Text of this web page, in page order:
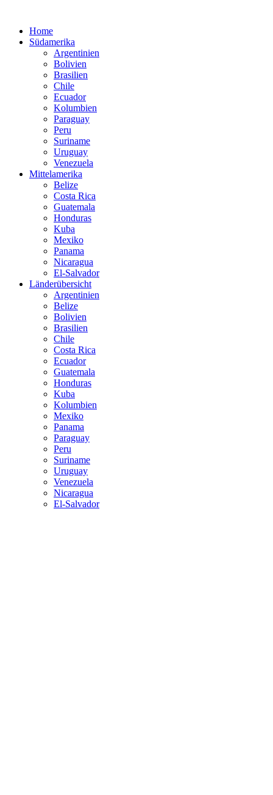
Home
Südamerika
Argentinien
Bolivien
Brasilien
Chile
Ecuador
Kolumbien
Paraguay
Peru
Suriname
Uruguay
Venezuela
Mittelamerika
Belize
Costa Rica
Guatemala
Honduras
Kuba
Mexiko
Panama
Nicaragua
El-Salvador
Länderübersicht
Argentinien
Belize
Bolivien
Brasilien
Chile
Costa Rica
Ecuador
Guatemala
Honduras
Kuba
Kolumbien
Mexiko
Panama
Paraguay
Peru
Suriname
Uruguay
Venezuela
Nicaragua
El-Salvador